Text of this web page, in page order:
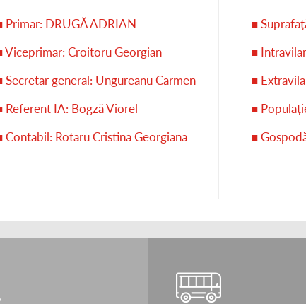
Primar: DRUGĂ ADRIAN
Viceprimar: Croitoru Georgian
Secretar general: Ungureanu Carmen
Referent IA: Bogză Viorel
Contabil: Rotaru Cristina Georgiana
■
■
■
■
■